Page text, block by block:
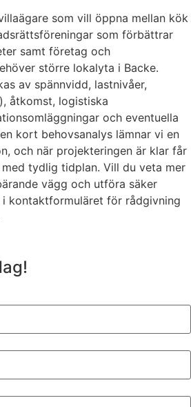
som vill öppna mellan kök
som förbättrar
samt företag och
större lokalyta i Backe.
av spännvidd, lastnivåer,
åtkomst, logistiska
och eventuella
kort behovsanalys lämnar vi en
och när projekteringen är klar får
tydlig tidplan. Vill du veta mer
vägg och utföra säker
i kontaktformuläret för rådgivning